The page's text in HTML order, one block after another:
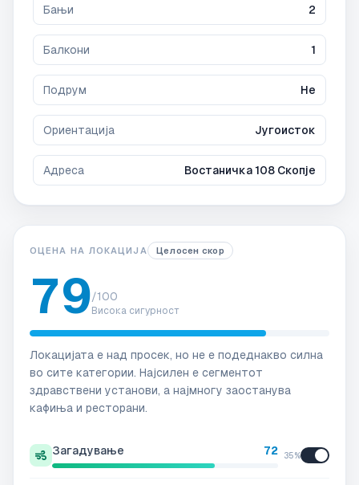
Бањи 2
Балкони 1
Подрум Не
Ориентација Југоисток
Адреса Востаничка 108 Скопје
ОЦЕНА НА ЛОКАЦИЈА Целосен скор
79/100
Висока сигурност
Локацијата е над просек, но не е подеднакво силна
во сите категории. Најсилен е сегментот
здравствени установи, а најмногу заостанува
кафиња и ресторани.
Загадување 72 35%